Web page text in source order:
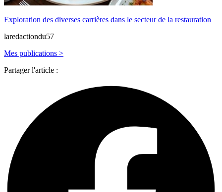
Exploration des diverses carrières dans le secteur de la restauration
laredactiondu57
Mes publications >
Partager l'article :